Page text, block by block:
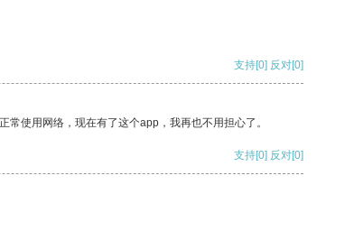
支持[0] 反对[0]
使用网络，现在有了这个app，我再也不用担心了。
支持[0] 反对[0]